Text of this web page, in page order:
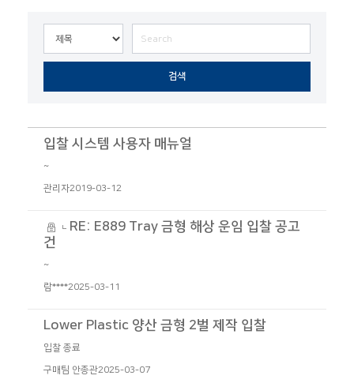
검색
입찰 시스템 사용자 매뉴얼
~
관리자2019-03-12
RE: E889 Tray 금형 해상 운임 입찰 공고
건
~
람****2025-03-11
Lower Plastic 양산 금형 2벌 제작 입찰
입찰 종료
구매팀 안종관2025-03-07